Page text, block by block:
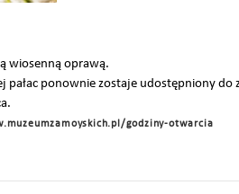
wiosenną oprawą.
ponownie zostaje udostępniony do
godziny-otwarcia